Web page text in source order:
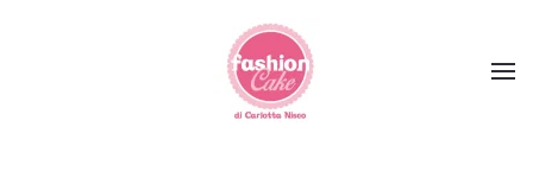
Skip to main content